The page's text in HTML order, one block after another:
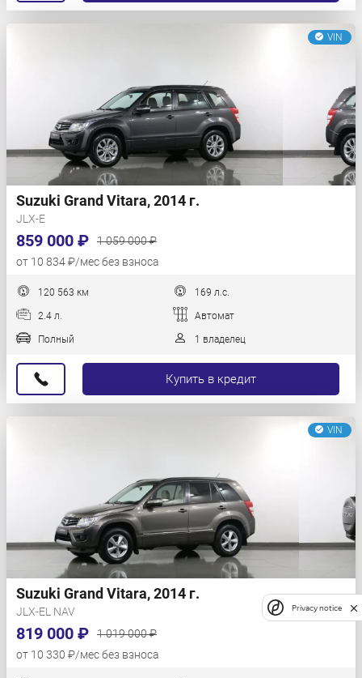
VIN
Suzuki Grand Vitara, 2014 г.
JLX-E
859 000 ₽
1 059 000 ₽
от 10 834 ₽/мес без взноса
120 563 км 169 л.с.
2.4 л. Автомат
Полный 1 владелец
Купить в кредит
VIN
Suzuki Grand Vitara, 2014 г.
JLX-EL NAV
819 000 ₽
1 019 000 ₽
от 10 330 ₽/мес без взноса
Privacy notice